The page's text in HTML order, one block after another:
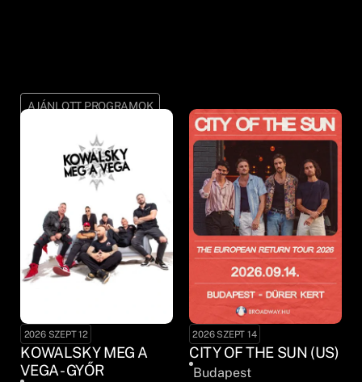
AJÁNLOTT PROGRAMOK
2026 SZEPT 12
KOWALSKY MEG A
VEGA - GYŐR
2026 SZEPT 14
CITY OF THE SUN (US)
Budapest